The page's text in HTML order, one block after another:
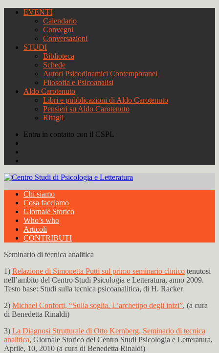
EVENTI
Calendario
Convegni
Conversazioni
STUDI
Biblioteca
Schede
Autori Psicodinamici Contemporanei
Filosofia e Psicoanalisi
Aldo Carotenuto
Libri e pubblicazioni di Aldo Carotenuto
Pensieri su Aldo Carotenuto
Ritagli
Entra in contatto con il CSPL
Chi siamo
Cosa facciamo
Giornale Storico
Who’s who
Articoli
CONTRIBUTI
Seminario di tecnica analitica
1) Relazione di Simonetta Putti sul primo seminario clinico tenutosi
nell’ambito del Centro Studi Psicologia e Letteratura, anno 2009.
Testo base: Studi sulla tecnica psicoanalitica, di H. Racker
2) Michael Conforti, “Sulla soglia. L’archetipo degli inizi”, (a cura
di Benedetta Rinaldi)
3) La Diagnosi Strutturale di Otto Kernberg, Seminario di tecnica
analitica, Giornale Storico del Centro Studi Psicologia e Letteratura,
Aprile, 10, 2010 (a cura di Benedetta Rinaldi)